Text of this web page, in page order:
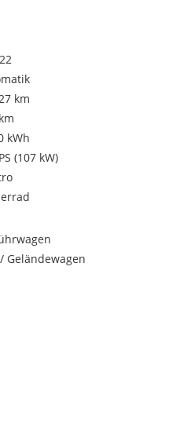
km
kWh
(107 kW)
/ Geländewagen